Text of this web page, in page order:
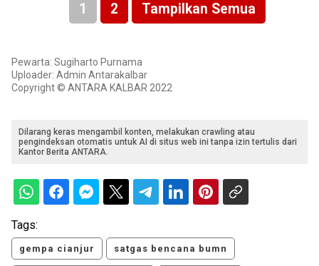
1 2 Tampilkan Semua
Pewarta: Sugiharto Purnama
Uploader: Admin Antarakalbar
Copyright © ANTARA KALBAR 2022
Dilarang keras mengambil konten, melakukan crawling atau
pengindeksan otomatis untuk AI di situs web ini tanpa izin tertulis dari
Kantor Berita ANTARA.
Tags:
gempa cianjur satgas bencana bumn